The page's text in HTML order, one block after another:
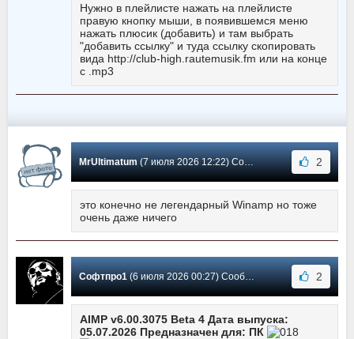
Нужно в плейлисте нажать на плейлисте
правую кнопку мыши, в появившемся меню
нажать плюсик (добавить) и там выбрать
"добавить ссылку" и туда ссылку скопировать
вида http://club-high.rautemusik.fm или на конце
с .mp3
MrUltimatum(7 июля 2026 12:22) Сообщение #3677 2
это конечно не легендарный Winamp но тоже
очень даже ничего
Софтпро1(6 июля 2026 00:27) Сообщение #3676 2
AIMP v6.00.3075 Beta 4 Дата выпуска:
05.07.2026 Предназначен для: ПК